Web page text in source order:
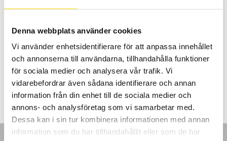
Denna webbplats använder cookies
Vi använder enhetsidentifierare för att anpassa innehållet
och annonserna till användarna, tillhandahålla funktioner
för sociala medier och analysera vår trafik. Vi
vidarebefordrar även sådana identifierare och annan
information från din enhet till de sociala medier och
annons- och analysföretag som vi samarbetar med.
Dessa kan i sin tur kombinera informationen med annan
information som du har tillhandahållit eller som de har
CA702 & CA703 Spänningsprovare 600 V AC
Enkla spänningsprovare av multifunktionstyp som får plats överallt
med säkerhetskategori VI 600 V.
630.00 kr –780.00krPrisintervall:
630.00 kr
till
780.00 kr
LÄS MER